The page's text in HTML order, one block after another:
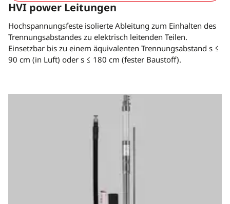
HVI power Leitungen
Hochspannungsfeste isolierte Ableitung zum Einhalten des
Trennungsabstandes zu elektrisch leitenden Teilen.
Einsetzbar bis zu einem äquivalenten Trennungsabstand s ≤
90 cm (in Luft) oder s ≤ 180 cm (fester Baustoff).